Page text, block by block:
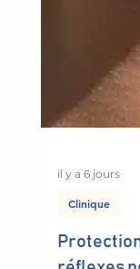
il y a 6 jours
Clinique